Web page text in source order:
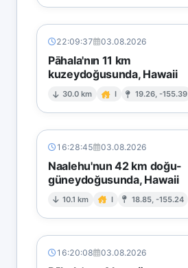
22:09:37 03.08.2026
Pāhala'nın 11 km
kuzeydoğusunda, Hawaii
30.0 km I 19.26, -155.39
16:28:45 03.08.2026
Naalehu'nun 42 km doğu-
güneydoğusunda, Hawaii
10.1 km I 18.85, -155.24
16:20:08 03.08.2026